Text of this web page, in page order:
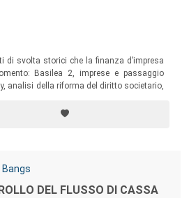
di svolta storici che la finanza d’impresa
Basilea 2, imprese e passaggio
analisi della riforma del diritto societario,
Bangs
DEL FLUSSO DI CASSA